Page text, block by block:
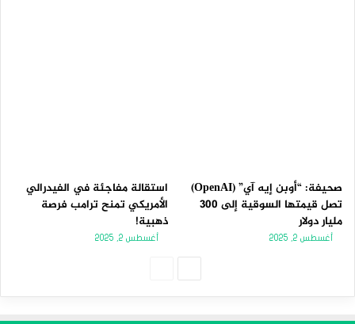
صحيفة: “أوبن إيه آي” (OpenAI)
تصل قيمتها السوقية إلى 300
مليار دولار
أغسطس 2, 2025
استقالة مفاجئة في الفيدرالي
الأمريكي تمنح ترامب فرصة
ذهبية!
أغسطس 2, 2025